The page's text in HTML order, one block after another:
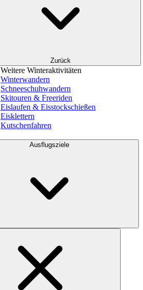
Zurück
Weitere Winteraktivitäten
Winterwandern
Schneeschuhwandern
Skitouren & Freeriden
Eislaufen & Eisstockschießen
Eisklettern
Kutschenfahren
Ausflugsziele